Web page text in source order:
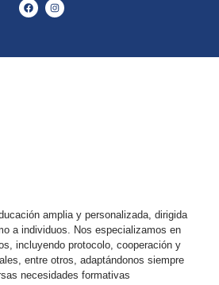
amplia y personalizada, dirigida
a individuos. Nos especializamos en
incluyendo protocolo, cooperación y
entre otros, adaptándonos siempre
necesidades formativas